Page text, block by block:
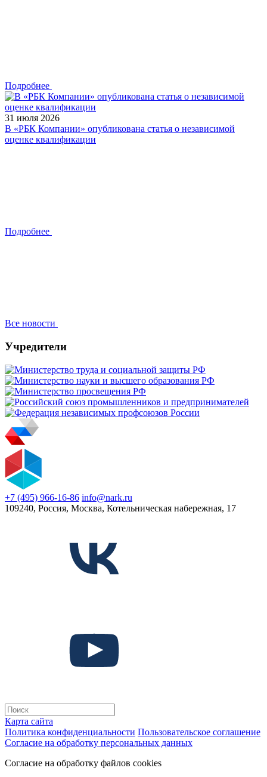
Подробнее
31 июля 2026
В «РБК Компании» опубликована статья о независимой
оценке квалификации
Подробнее
Все новости
Учредители
+7 (495) 966-16-86 info@nark.ru
109240, Россия, Москва, Котельническая набережная, 17
Карта сайта
Политика конфиденциальности Пользовательское соглашение
Согласие на обработку персональных данных
Согласие на обработку файлов cookies